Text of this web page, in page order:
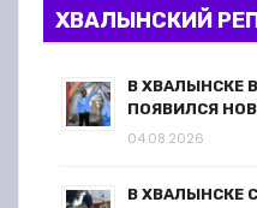
ХВАЛЫНСКИЙ
В ХВАЛЫНСКЕ
ПОЯВИЛСЯ
04.08.2026
В ХВАЛЫНСКЕ